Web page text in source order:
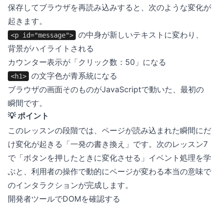
保存してブラウザを再読み込みすると、次のような変化が
起きます。
<p id="message">
の中身が新しいテキストに変わり、
背景がハイライトされる
カウンター表示が「クリック数：50」になる
<h1>
の文字色が青系統になる
ブラウザの画面そのものがJavaScriptで動いた、最初の
瞬間です。
💡 ポイント
このレッスンの段階では、ページが読み込まれた瞬間にだ
け変化が起きる「一発の書き換え」です。次のレッスン7
で「ボタンを押したときに変化させる」イベント処理を学
ぶと、利用者の操作で動的にページが変わる本当の意味で
のインタラクションが完成します。
開発者ツールでDOMを確認する